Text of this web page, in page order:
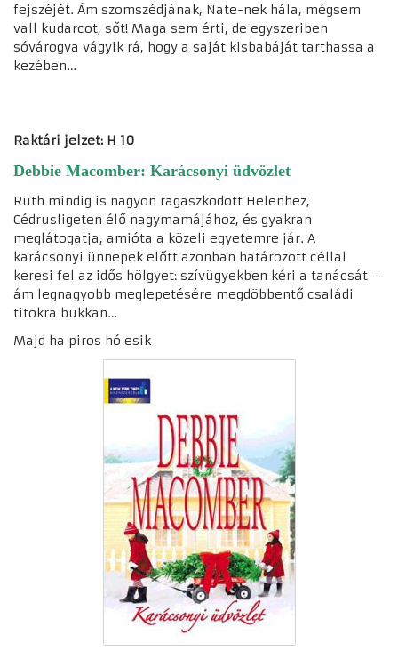
Debbie Macomber: Karácsonyi üdvözlet
Ruth mindig is nagyon ragaszkodott Helenhez,
Cédrusligeten élő nagymamájához, és gyakran
meglátogatja, amióta a közeli egyetemre jár. A
karácsonyi ünnepek előtt azonban határozott céllal
keresi fel az idős hölgyet: szívügyekben kéri a tanácsát –
ám legnagyobb meglepetésére megdöbbentő családi
titokra bukkan…
Majd ha piros hó esik
fejszéjét. Ám szomszédjának, Nate-nek hála, mégsem
vall kudarcot, sőt! Maga sem érti, de egyszeriben
sóvárogva vágyik rá, hogy a saját kisbabáját tarthassa a
kezében…
Raktári jelzet: H 10